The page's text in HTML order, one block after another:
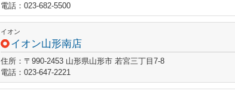
電話：023-682-5500
イオン
イオン山形南店
住所：〒990-2453 山形県山形市 若宮三丁目7-8
電話：023-647-2221